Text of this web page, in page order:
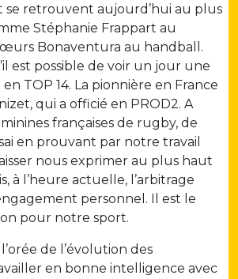
se retrouvent aujourd’hui au plus
Stéphanie Frappart au
Bonaventura au handball.
est possible de voir un jour une
TOP 14. La pionnière en France
qui a officié en PROD2. A
françaises de rugby, de
en prouvant par notre travail
nous exprimer au plus haut
à l’heure actuelle, l’arbitrage
personnel. Il est le
pour notre sport.
de l’évolution des
en bonne intelligence avec